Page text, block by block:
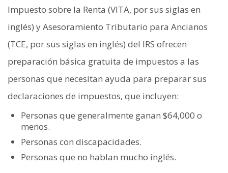
Impuesto sobre la Renta (VITA, por sus siglas en
inglés) y Asesoramiento Tributario para Ancianos
(TCE, por sus siglas en inglés) del IRS ofrecen
preparación básica gratuita de impuestos a las
personas que necesitan ayuda para preparar sus
declaraciones de impuestos, que incluyen:
Personas que generalmente ganan $64,000 o
menos.
Personas con discapacidades.
Personas que no hablan mucho inglés.